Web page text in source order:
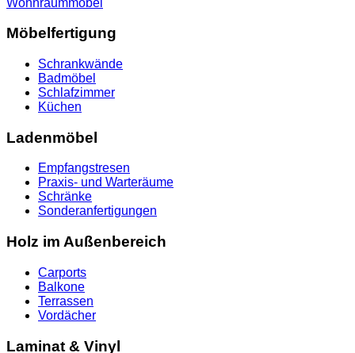
Möbelfertigung
Schrankwände
Badmöbel
Schlafzimmer
Küchen
Ladenmöbel
Empfangstresen
Praxis- und Warteräume
Schränke
Sonderanfertigungen
Holz im Außenbereich
Carports
Balkone
Terrassen
Vordächer
Laminat & Vinyl